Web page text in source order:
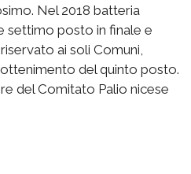
Nel 2018 batteria
settimo posto in finale e
ai soli Comuni,
del quinto posto.
del Comitato Palio nicese